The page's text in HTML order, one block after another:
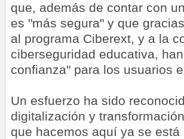
que, además de contar con
es "más segura" y que
al programa Ciberext, y a la
ciberseguridad educativa,
confianza" para los usuarios
Un esfuerzo ha sido
digitalización y
que hacemos aquí ya se